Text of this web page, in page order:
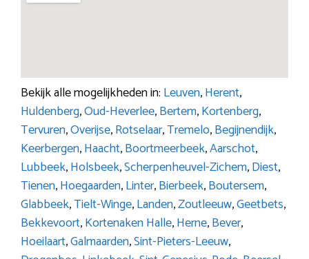
Bekijk alle mogelijkheden in: Leuven,Herent,
Huldenberg,Oud-Heverlee,Bertem,Kortenberg,
Tervuren,Overijse,Rotselaar,Tremelo,Begijnendijk,
Keerbergen,Haacht,Boortmeerbeek,Aarschot,
Lubbeek,Holsbeek,Scherpenheuvel-Zichem,Diest,
Tienen,Hoegaarden,Linter,Bierbeek,Boutersem,
Glabbeek,Tielt-Winge,Landen,Zoutleeuw,Geetbets,
Bekkevoort,KortenakenHalle,Herne,Bever,
Hoeilaart,Galmaarden,Sint-Pieters-Leeuw,